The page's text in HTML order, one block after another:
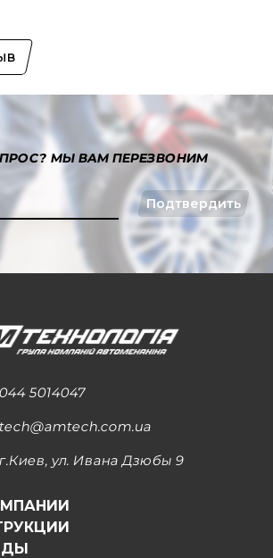
МЫ ВАМ ПЕРЕЗВОНИМ
Подтвердить
044 5014047
tech@amtech.com.ua
г.Киев, ул. Ивана Дзюбы 9